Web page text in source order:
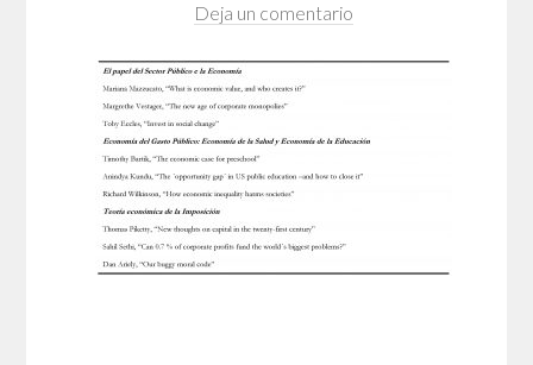
Deja un comentario